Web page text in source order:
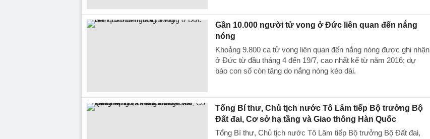
Gần 10.000 người tử vong ở Đức liên quan đến nắng
nóng
Khoảng 9.800 ca tử vong liên quan đến nắng nóng được ghi nhận
ở Đức từ đầu tháng 4 đến 19/7, cao nhất kể từ năm 2016; dự
báo con số còn tăng do nắng nóng kéo dài.
Tổng Bí thư, Chủ tịch nước Tô Lâm tiếp Bộ trưởng Bộ
Đất đai, Cơ sở hạ tầng và Giao thông Hàn Quốc
Tổng Bí thư, Chủ tịch nước Tô Lâm tiếp Bộ trưởng Bộ Đất đai,